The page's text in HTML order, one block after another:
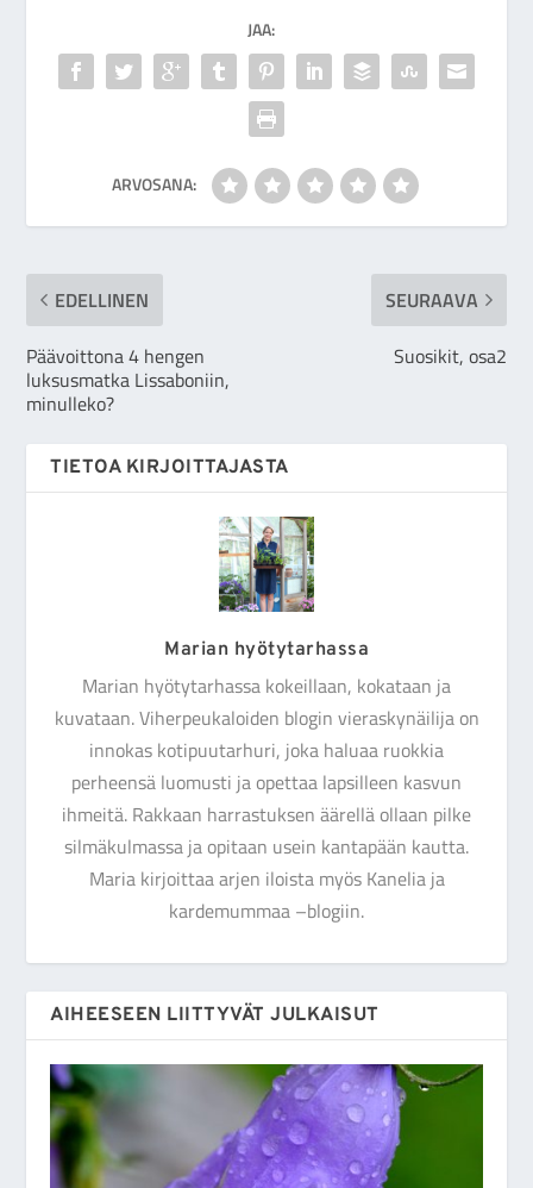
JAA:
ARVOSANA:
EDELLINEN
Päävoittona 4 hengen
luksusmatka Lissaboniin,
minulleko?
SEURAAVA
Suosikit, osa2
TIETOA KIRJOITTAJASTA
Marian hyötytarhassa
Marian hyötytarhassa kokeillaan, kokataan ja
kuvataan. Viherpeukaloiden blogin vieraskynäilija on
innokas kotipuutarhuri, joka haluaa ruokkia
perheensä luomusti ja opettaa lapsilleen kasvun
ihmeitä. Rakkaan harrastuksen äärellä ollaan pilke
silmäkulmassa ja opitaan usein kantapään kautta.
Maria kirjoittaa arjen iloista myös Kanelia ja
kardemummaa –blogiin.
AIHEESEEN LIITTYVÄT JULKAISUT